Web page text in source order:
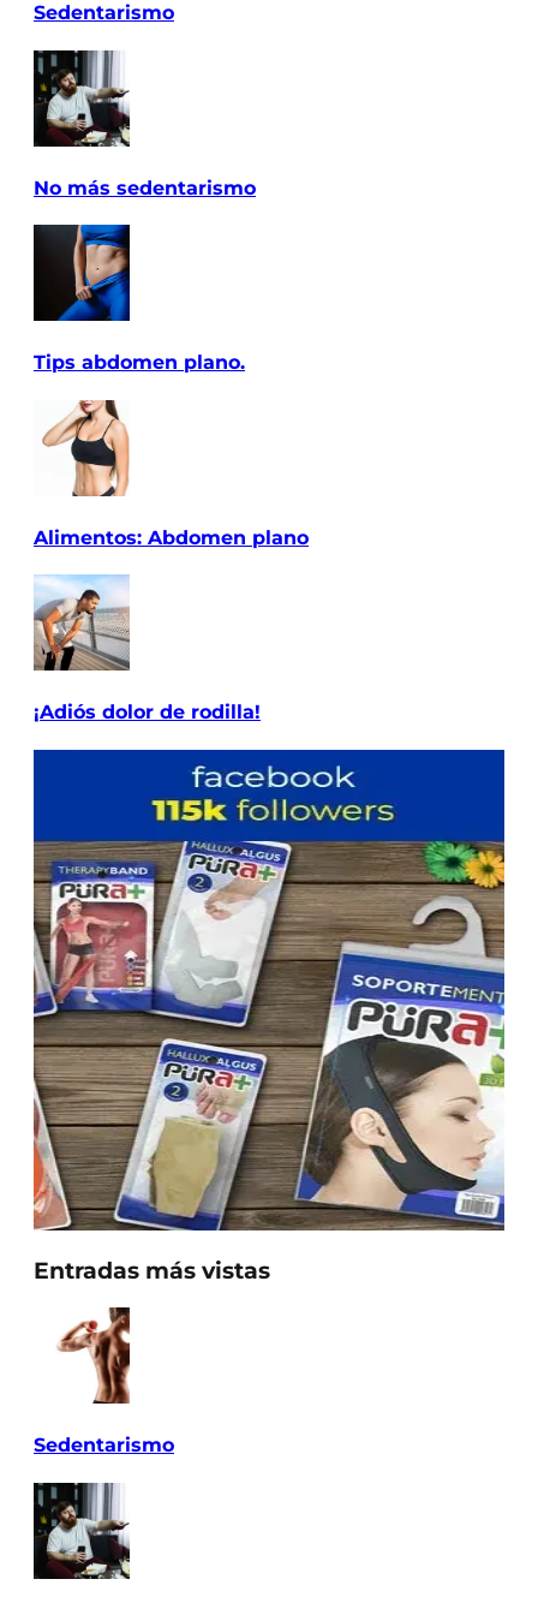
Sedentarismo
No más sedentarismo
Tips abdomen plano.
Alimentos: Abdomen plano
¡Adiós dolor de rodilla!
Entradas más vistas
Sedentarismo